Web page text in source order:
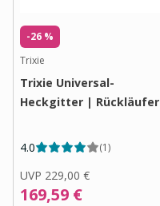
-26 %
Trixie
Trixie Universal-
Heckgitter | Rückläufer
4.0 (1)
UVP 229,00 €
169,59 €